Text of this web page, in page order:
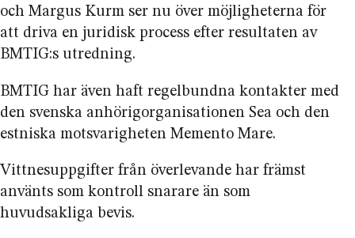
och Margus Kurm ser nu över möjligheterna för
att driva en juridisk process efter resultaten av
BMTIG:s utredning.
BMTIG har även haft regelbundna kontakter med
den svenska anhörig­organisationen Sea och den
estniska motsvarigheten Memento Mare.
Vittnesuppgifter från överlevande har främst
använts som kontroll snarare än som
huvudsakliga bevis.